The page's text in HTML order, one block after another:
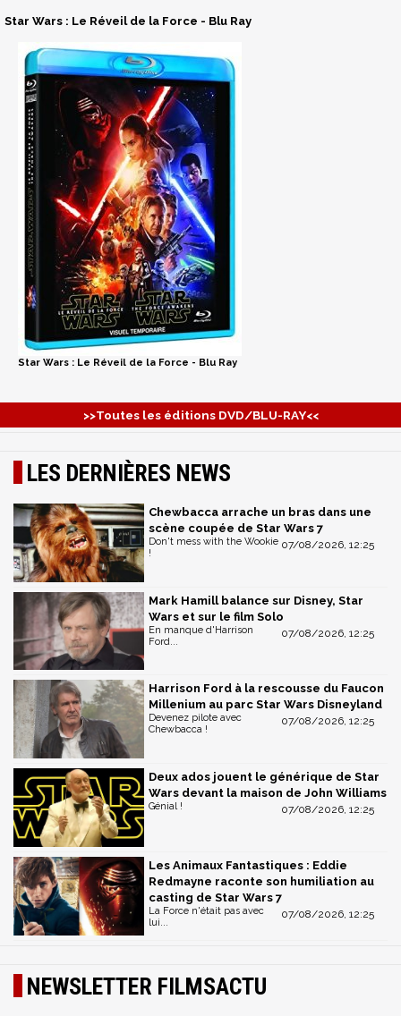
Star Wars : Le Réveil de la Force - Blu Ray
Star Wars : Le Réveil de la Force - Blu Ray
>>Toutes les éditions DVD/BLU-RAY<<
LES DERNIÈRES NEWS
Chewbacca arrache un bras dans une
scène coupée de Star Wars 7
07/08/2026, 12:25
Don't mess with the Wookie
!
Mark Hamill balance sur Disney, Star
Wars et sur le film Solo
07/08/2026, 12:25
En manque d'Harrison
Ford...
Harrison Ford à la rescousse du Faucon
Millenium au parc Star Wars Disneyland
07/08/2026, 12:25
Devenez pilote avec
Chewbacca !
Deux ados jouent le générique de Star
Wars devant la maison de John Williams
07/08/2026, 12:25
Génial !
Les Animaux Fantastiques : Eddie
Redmayne raconte son humiliation au
casting de Star Wars 7
07/08/2026, 12:25
La Force n'était pas avec
lui...
NEWSLETTER FILMSACTU